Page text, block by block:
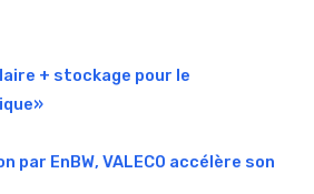
+ stockage pour le
par EnBW, VALECO accélère son